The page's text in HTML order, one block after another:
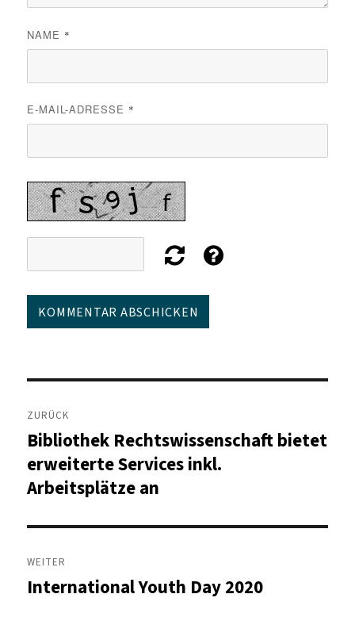
NAME *
E-MAIL-ADRESSE *
Beitragsnavigation
ZURÜCK
Vorheriger
Beitrag:
Bibliothek Rechtswissenschaft bietet
erweiterte Services inkl.
Arbeitsplätze an
WEITER
Nächster
International Youth Day 2020